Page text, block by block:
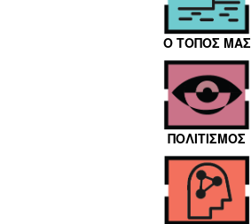
Ο ΤΟΠΟΣ ΜΑΣ
ΠΟΛΙΤΙΣΜΟΣ